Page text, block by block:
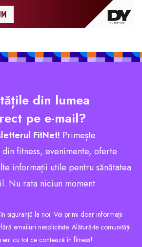
din lumea
pe e-mail?
FitNet! Primește
din fitness, evenimente, oferte
informații utile pentru sănătatea
Nu rata niciun moment
siguranță la noi. Vei primi doar informații
emailuri nesolicitate. Alătură-te comunității
cu tot ce contează în fitness!